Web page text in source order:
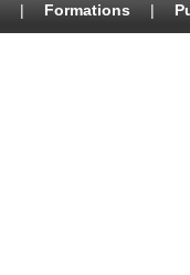
| Formations |